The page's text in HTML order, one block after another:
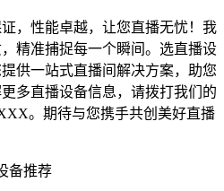
，性能卓越，让您直播无忧！我
精准捕捉每一个瞬间。选直播设
供一站式直播间解决方案，助您
多直播设备信息，请拨打我们的
。期待与您携手共创美好直播
备推荐